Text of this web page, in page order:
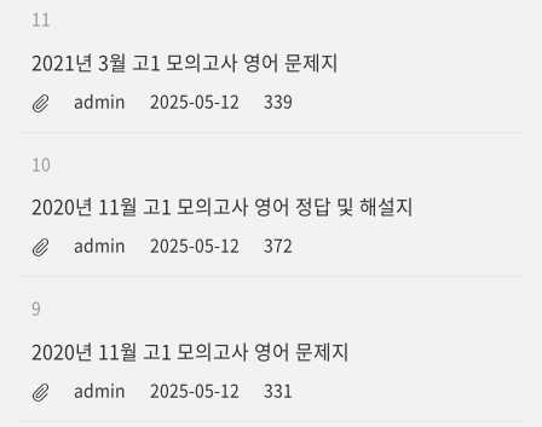
11
2021년 3월 고1 모의고사 영어 문제지
admin 2025-05-12 339
10
2020년 11월 고1 모의고사 영어 정답 및 해설지
admin 2025-05-12 372
9
2020년 11월 고1 모의고사 영어 문제지
admin 2025-05-12 331